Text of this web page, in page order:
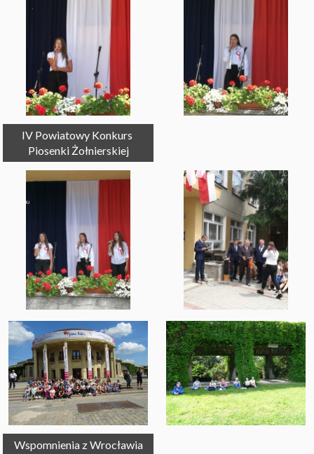
IV Powiatowy Konkurs
Piosenki Żołnierskiej
Wspomnienia z Wrocławia